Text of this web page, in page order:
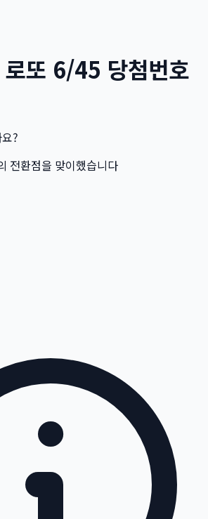
로또 6/45 당첨번호
?
전환점을 맞이했습니다